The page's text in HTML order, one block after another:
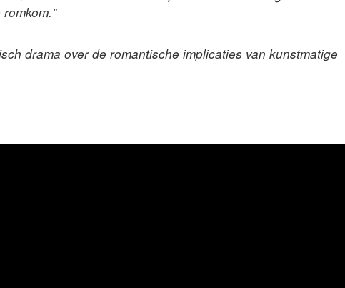
drama over de romantische implicaties van kunstmatige